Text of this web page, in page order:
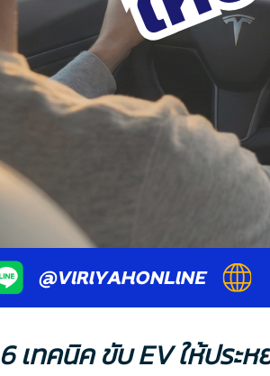
6 เทคนิค ขับ EV ให้ประ